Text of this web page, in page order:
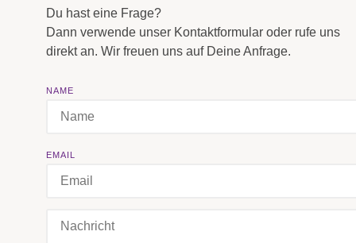
Du hast eine Frage?
Dann verwende unser Kontaktformular oder rufe uns
direkt an. Wir freuen uns auf Deine Anfrage.
NAME
EMAIL